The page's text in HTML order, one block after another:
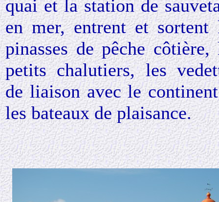
quai et la station de
en mer, entrent et sortent
pinasses de pêche côtière,
petits chalutiers, les
de liaison avec le
les bateaux de plaisance.